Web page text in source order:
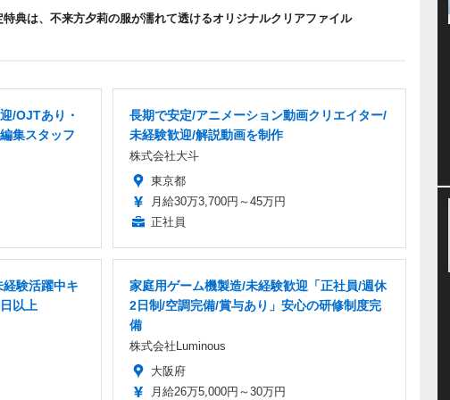
典は、不来方夕莉の服が濡れて透けるオリジナルクリアファイル
/OJTあり・
集スタッフ
長期で安定/アニメーション動画クリエイター/
未経験歓迎/解説動画を制作
株式会社大斗
東京都
月給30万3,700円～45万円
正社員
験活躍中キ
以上
家庭用ゲーム機製造/未経験歓迎「正社員/週休
2日制/空調完備/賞与あり」安心の研修制度完
備
株式会社Luminous
大阪府
月給26万5,000円～30万円